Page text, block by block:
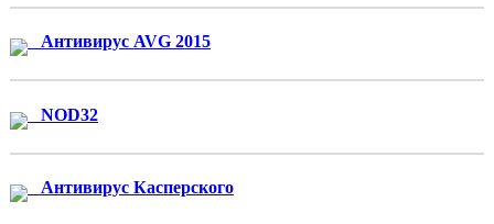
Антивирус AVG 2015
NOD32
Антивирус Касперского